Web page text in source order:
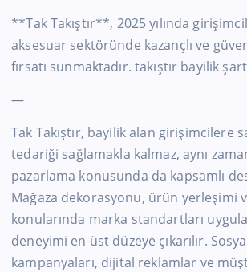
**Tak Takıştır**, 2025 yılında
aksesuar sektöründe kazançlı ve
fırsatı sunmaktadır. takıştır bayilik
—
Tak Takıştır, bayilik alan girişimcilere
tedariği sağlamakla kalmaz, aynı
pazarlama konusunda da kapsamlı
Mağaza dekorasyonu, ürün yerleşimi
konularında marka standartları
deneyimi en üst düzeye çıkarılır.
kampanyaları, dijital reklamlar ve